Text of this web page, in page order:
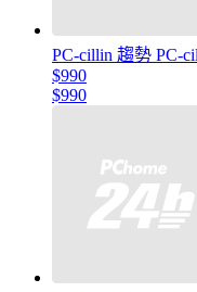
PC-cillin 趨勢 PC-
$990
$990